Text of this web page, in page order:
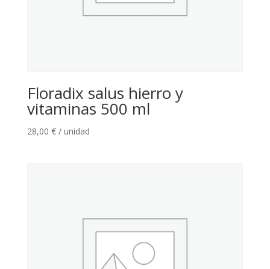
Floradix salus hierro y
vitaminas 500 ml
28,00 € / unidad